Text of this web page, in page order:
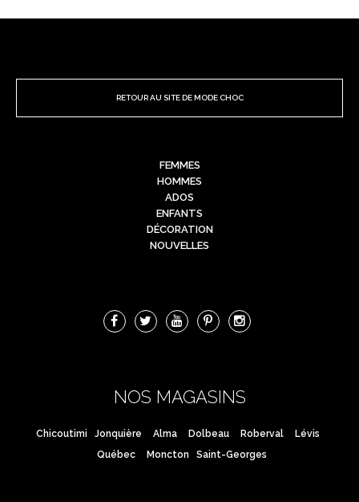
RETOUR AU SITE DE MODE CHOC
FEMMES
HOMMES
ADOS
ENFANTS
DÉCORATION
NOUVELLES
NOS MAGASINS
Chicoutimi Jonquière Alma Dolbeau Roberval
Lévis
Québec
Moncton Saint-Georges